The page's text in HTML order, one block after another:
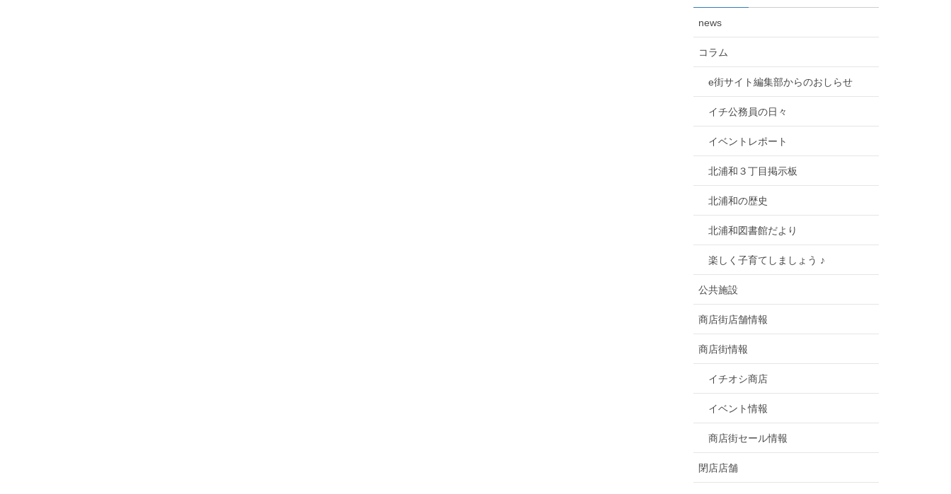
news
コラム
e街サイト編集部からのおしらせ
イチ公務員の日々
イベントレポート
北浦和３丁目掲示板
北浦和の歴史
北浦和図書館だより
楽しく子育てしましょう ♪
公共施設
商店街店舗情報
商店街情報
イチオシ商店
イベント情報
商店街セール情報
閉店店舗